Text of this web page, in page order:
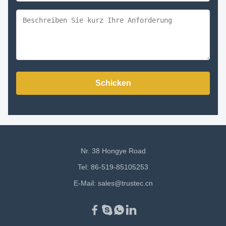
Schicken
Nr. 38 Hongye Road
Tel: 86-519-85105253
E-Mail: sales@trustec.cn